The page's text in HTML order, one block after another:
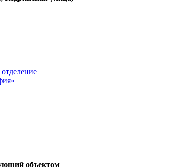
объектом